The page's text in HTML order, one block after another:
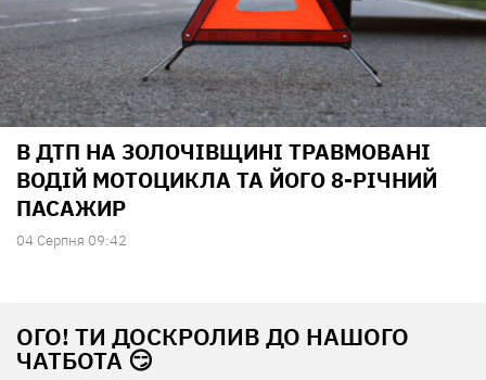
В ДТП НА ЗОЛОЧІВЩИНІ ТРАВМОВАНІ
ВОДІЙ МОТОЦИКЛА ТА ЙОГО 8-РІЧНИЙ
ПАСАЖИР
04 Серпня 09:42
ОГО! ТИ ДОСКРОЛИВ ДО НАШОГО
ЧАТБОТА 😏